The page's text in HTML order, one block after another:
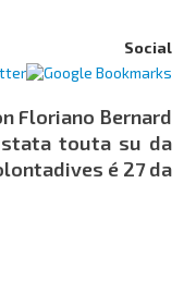
Social
Floriano Bernard
stata touta su da
é 27 da